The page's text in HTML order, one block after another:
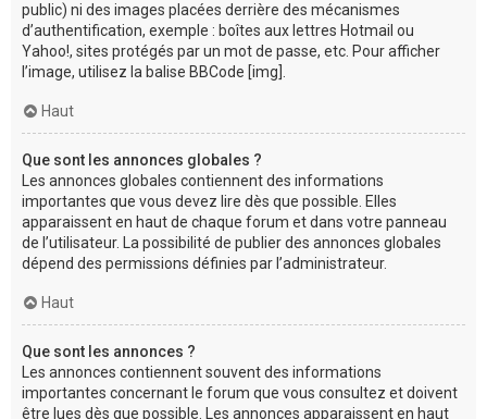
public) ni des images placées derrière des mécanismes
d’authentification, exemple : boîtes aux lettres Hotmail ou
Yahoo!, sites protégés par un mot de passe, etc. Pour afficher
l’image, utilisez la balise BBCode [img].
Haut
Que sont les annonces globales ?
Les annonces globales contiennent des informations
importantes que vous devez lire dès que possible. Elles
apparaissent en haut de chaque forum et dans votre panneau
de l’utilisateur. La possibilité de publier des annonces globales
dépend des permissions définies par l’administrateur.
Haut
Que sont les annonces ?
Les annonces contiennent souvent des informations
importantes concernant le forum que vous consultez et doivent
être lues dès que possible. Les annonces apparaissent en haut